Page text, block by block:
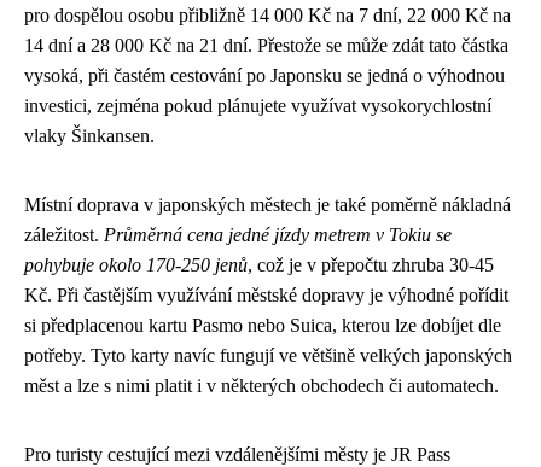
pro dospělou osobu přibližně 14 000 Kč na 7 dní, 22 000 Kč na
14 dní a 28 000 Kč na 21 dní. Přestože se může zdát tato částka
vysoká, při častém cestování po Japonsku se jedná o výhodnou
investici, zejména pokud plánujete využívat vysokorychlostní
vlaky Šinkansen.
Místní doprava v japonských městech je také poměrně nákladná
záležitost. Průměrná cena jedné jízdy metrem v Tokiu se
pohybuje okolo 170-250 jenů, což je v přepočtu zhruba 30-45
Kč. Při častějším využívání městské dopravy je výhodné pořídit
si předplacenou kartu Pasmo nebo Suica, kterou lze dobíjet dle
potřeby. Tyto karty navíc fungují ve většině velkých japonských
měst a lze s nimi platit i v některých obchodech či automatech.
Pro turisty cestující mezi vzdálenějšími městy je JR Pass